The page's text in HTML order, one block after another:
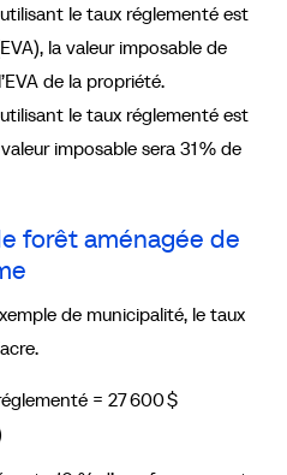
le taux réglementé est
la valeur imposable de
de la propriété.
le taux réglementé est
imposable sera 31 % de
forêt aménagée de
de municipalité, le taux
= 27 600 $